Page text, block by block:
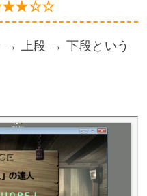
★★★☆☆
→ 上段 → 下段という